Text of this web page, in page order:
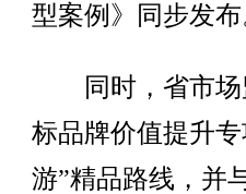
型案例》同步发布
同时，省市场
标品牌价值提升
游”精品路线，并